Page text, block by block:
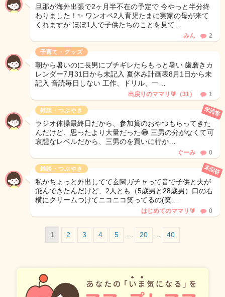
旦那が海外出張で2ヶ月半不在の予定で 今やっと半分終
わりました！✨ ワンオペ2人育児たまに実家の母が来て
くれますが ほぼ1人で子供たちのことを見て…
みん 2
子育て・グッズ
朝から暑いのに長男にブチギレたらもっと暑い 歯磨きカ
レンダー7月31日から未記入 夏休み計画表8月1日から未
記入 音読毎日しない 工作、ドリル、一…
出戻りのママリ🔰（31） 1
雑談・つぶやき
ラジオ体操最終日だから、参加賞のおやつもらってきた
んだけど、思ったより大量だった😂 三男の分がなくて可
哀想なレベルだから、三男のを買いに行か…
未回答
ぐーみ 0
雑談・つぶやき
私がちょっと外出してて玄関ガチャって音で子供と夫が
飛んできたんだけど、2人とも（5歳男と28歳男）口の右
横にクリームつけてニコニコ笑ってるの(笑…
未回答
はじめてのママリ🔰 0
1 2 3 4 5 20 40